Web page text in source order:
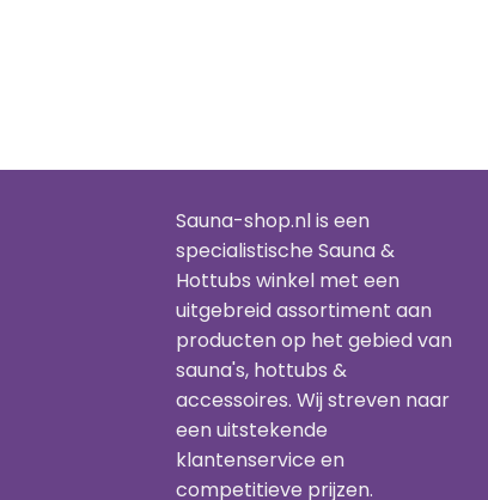
Sauna-shop.nl is een
specialistische Sauna &
Hottubs winkel met een
uitgebreid assortiment aan
producten op het gebied van
sauna's, hottubs &
accessoires. Wij streven naar
een uitstekende
klantenservice en
competitieve prijzen.